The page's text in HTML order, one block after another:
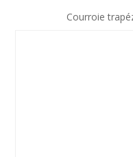
Courroie